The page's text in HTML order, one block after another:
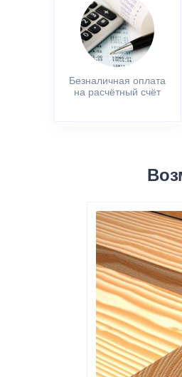
Безналичная оплата
на расчётный счёт